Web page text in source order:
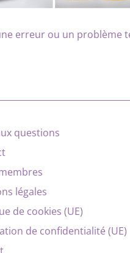
erreur ou un problème
questions
légales
de cookies (UE)
de confidentialité (UE)